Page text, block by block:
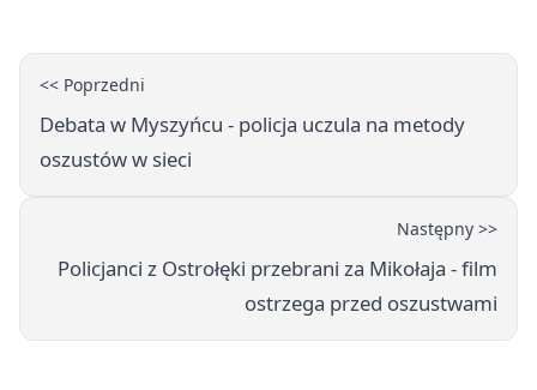
<< Poprzedni
Debata w Myszyńcu - policja uczula na metody
oszustów w sieci
Następny >>
Policjanci z Ostrołęki przebrani za Mikołaja - film
ostrzega przed oszustwami